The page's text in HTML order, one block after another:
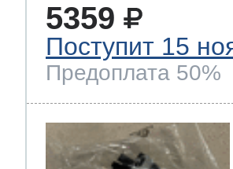
5359
Поступит 15
Предоплата 50%